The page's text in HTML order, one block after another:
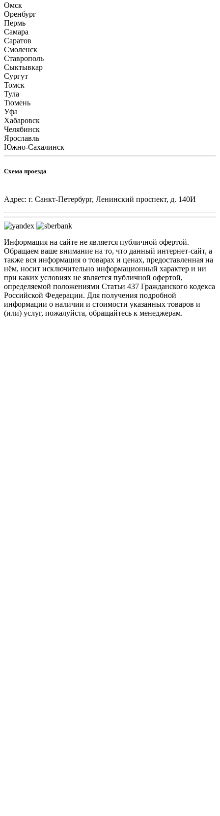
Омск
Оренбург
Пермь
Самара
Саратов
Смоленск
Ставрополь
Сыктывкар
Сургут
Томск
Тула
Тюмень
Уфа
Хабаровск
Челябинск
Ярославль
Южно-Сахалинск
Схема проезда
Адрес: г. Санкт-Петербург, Ленинский проспект, д. 140И
Информация на сайте не является публичной офертой.
Обращаем ваше внимание на то, что данный интернет-сайт, а
также вся информация о товарах и ценах, предоставленная на
нём, носит исключительно информационный характер и ни
при каких условиях не является публичной офертой,
определяемой положениями Статьи 437 Гражданского кодекса
Российской Федерации. Для получения подробной
информации о наличии и стоимости указанных товаров и
(или) услуг, пожалуйста, обращайтесь к менеджерам.